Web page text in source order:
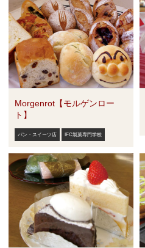
Morgenrot【モルゲンロー
ト】
パン・スイーツ店 IFC製菓専門学校